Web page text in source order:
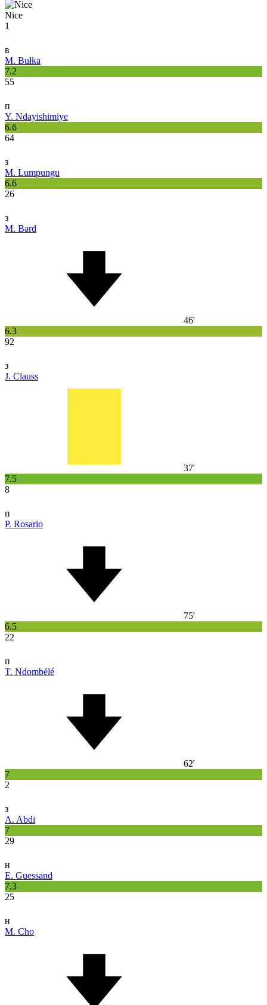
Nice
1
в
M. Bułka
7.2
55
п
Y. Ndayishimiye
6.6
64
з
M. Lumpungu
6.6
26
з
M. Bard
46'
6.3
92
з
J. Clauss
37'
7.5
8
п
P. Rosario
75'
6.5
22
п
T. Ndombélé
62'
7
2
з
A. Abdi
7
29
н
E. Guessand
7.3
25
н
M. Cho